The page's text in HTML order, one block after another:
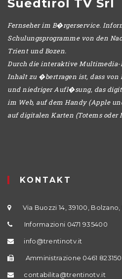
Suedtirol TV Srl
Fernseher im B�rgerservice.
Schulungsprogramme von den
Trient und Bozen.
Durch die interaktive
Inhalt zu �bertragen ist, dass von
und niedriger Aufl�sung, das
im Web, auf dem Handy (Apple
auf digitalen Karten (Totems oder
KONTAKT
Via Buozzi 14, 39100, Bolzano,
Informazioni 0471 935400
info@trentinotv.it
Amministrazione 0461 823150
contabilita@trentinotv.it